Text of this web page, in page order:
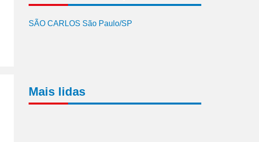
SÃO CARLOS São Paulo/SP
Mais lidas